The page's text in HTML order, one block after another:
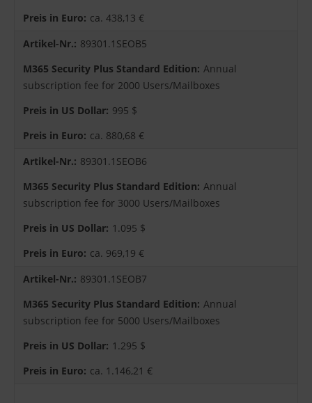
ca. 438,13 €
89301.1SEOB5
Annual
subscription fee for 2000 Users/Mailboxes
995 $
ca. 880,68 €
89301.1SEOB6
Annual
subscription fee for 3000 Users/Mailboxes
1.095 $
ca. 969,19 €
89301.1SEOB7
Annual
subscription fee for 5000 Users/Mailboxes
1.295 $
ca. 1.146,21 €